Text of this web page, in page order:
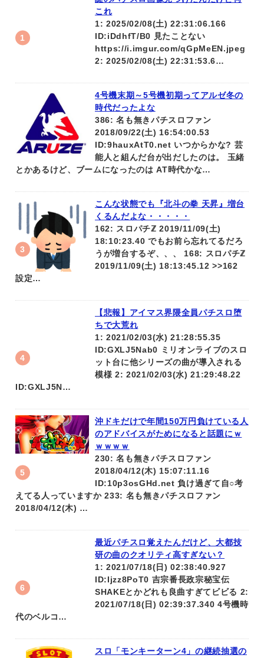
これ
1: 2025/02/08(土) 22:31:06.166
ID:iDdhfT/B0 見たことない
https://i.imgur.com/qGpMeEN.jpeg
2: 2025/02/08(土) 22:31:53.6…
4号機末期～5号機初期ってアルゼ冬の
時代だったよな
386: 名も無きパチスロファン
2018/09/22(土) 16:54:00.53
ID:9hauxAtT0.net いつからかな? 芸
能人と組んだ台が出だしたのは。 玉緒
とかあるけど、ブームになったのは AT時代かな…
こんな状態でも『北斗の拳 天昇』増台
くるんだよな・・・・・
162: スロパチℤ 2019/11/09(土)
18:10:23.40 でもお前ら忘れてるだろ
うが増台するぞ、、、 168: スロパチℤ
2019/11/09(土) 18:13:45.12 >>162
設定…
【悲報】アイマス界隈全員パチスロ堕
ちで大荒れ
1: 2021/02/03(水) 21:28:55.35
ID:GXLJ5Nab0 ミリオンライブのスロ
ット台に他シリーズの曲が導入される
模様 2: 2021/02/03(水) 21:29:48.22
ID:GXLJ5N…
沖ドキだけで年間150万円負けている人
のアドバイスがためになると話題にｗ
ｗｗｗｗ
230: 名も無きパチスロファン
2018/04/12(木) 15:07:11.16
ID:10p3osGHd.net 負け過ぎて自○考
えてる人っていますか 233: 名も無きパチスロファン
2018/04/12(木) …
最近パチスロ覚えたんだけど、大都技
研の曲のクオリティ高すぎない？
1: 2021/07/18(日) 02:38:40.927
ID:Ijzz8PoT0 吉宗番長政宗秘宝伝
SHAKEとかどれも良曲すぎてビビる 2:
2021/07/18(日) 02:39:37.340 4号機時
代のベルコ…
スロ「モンキーターン4」の継続抽選の